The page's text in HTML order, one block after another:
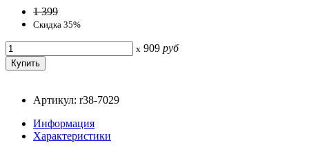
1 399
Скидка 35%
x 909 руб
Артикул: r38-7029
Информация
Характеристики